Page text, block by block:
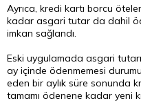
Ayrıca, kredi kartı borcu
kadar asgari tutar da dahil
imkan sağlandı.
Eski uygulamada asgari
ay içinde ödenmemesi
eden bir aylık süre sonunda
tamamı ödenene kadar yeni